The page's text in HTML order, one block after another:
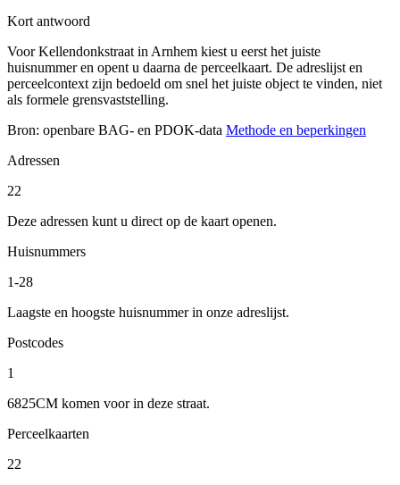
Kort antwoord
Voor Kellendonkstraat in Arnhem kiest u eerst het juiste
huisnummer en opent u daarna de perceelkaart. De adreslijst en
perceelcontext zijn bedoeld om snel het juiste object te vinden, niet
als formele grensvaststelling.
Bron: openbare BAG- en PDOK-data Methode en beperkingen
Adressen
22
Deze adressen kunt u direct op de kaart openen.
Huisnummers
1-28
Laagste en hoogste huisnummer in onze adreslijst.
Postcodes
1
6825CM komen voor in deze straat.
Perceelkaarten
22